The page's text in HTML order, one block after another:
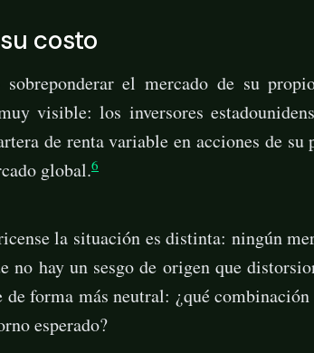
costo
sobreponderar el mercado de su
visible: los inversores
de renta variable en acciones de su
global.6
la situación es distinta: ningún
no hay un sesgo de origen que
de forma más neutral: ¿qué
esperado?